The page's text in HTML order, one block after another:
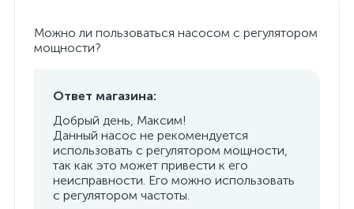
Можно ли пользоваться насосом с регулятором
мощности?
Ответ магазина:
Добрый день, Максим!
Данный насос не рекомендуется
использовать с регулятором мощности,
так как это может привести к его
неисправности. Его можно использовать
с регулятором частоты.